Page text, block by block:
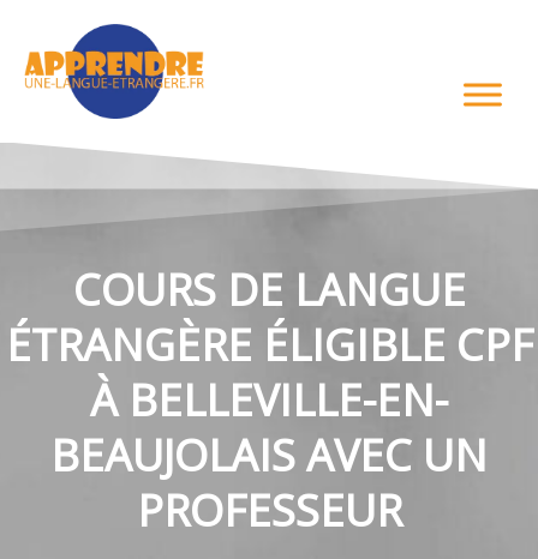
contenu
COURS DE LANGUE
ÉTRANGÈRE ÉLIGIBLE CPF
À BELLEVILLE-EN-
BEAUJOLAIS AVEC UN
PROFESSEUR